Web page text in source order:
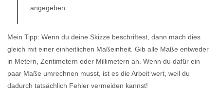
angegeben.
Mein Tipp: Wenn du deine Skizze beschriftest, dann mach dies
gleich mit einer einheitlichen Maßeinheit. Gib alle Maße entweder
in Metern, Zentimetern oder Millimetern an. Wenn du dafür ein
paar Maße umrechnen musst, ist es die Arbeit wert, weil du
dadurch tatsächlich Fehler vermeiden kannst!